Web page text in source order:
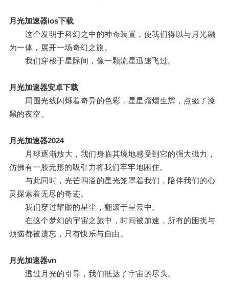
月光加速器ios下载
这个发明于科幻之中的神奇装置，使我们得以与月光融
为一体，展开一场奇幻之旅。
我们穿梭于星际间，像一颗流星迅速飞过。
月光加速器安卓下载
周围光线闪烁着奇异的色彩，星星熠熠生辉，点缀了漆
黑的夜空。
月光加速器2024
月球逐渐放大，我们身临其境地感受到它的强大磁力，
仿佛有一股无形的吸引力将我们牢牢地困住。
与此同时，光芒四溢的星光笼罩着我们，陪伴我们的心
灵探索着无尽的奇迹。
我们穿过耀眼的星尘，翻滚于星云中。
在这个梦幻的宇宙之旅中，时间被加速，所有的困扰与
烦恼都被遗忘，只有快乐与自由。
月光加速器vn
透过月光的引导，我们抵达了宇宙的尽头。